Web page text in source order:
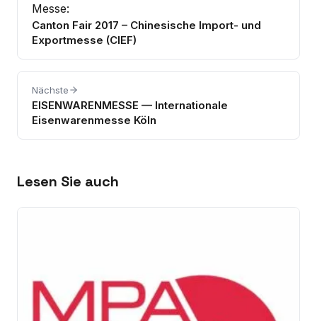
Messe:
Canton Fair 2017 – Chinesische Import- und
Exportmesse (CIEF)
Nächste
EISENWARENMESSE — Internationale
Eisenwarenmesse Köln
Lesen Sie auch